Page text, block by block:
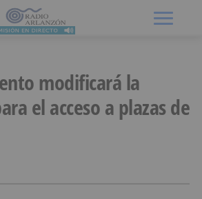
modificará la
el acceso a plazas de